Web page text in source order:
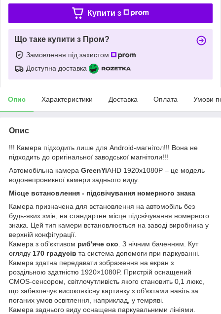
Купити з
Що таке купити з Пром?
Замовлення під захистом
Доступна доставка
Опис Характеристики Доставка Оплата Умови
Опис
!!! Камера підходить лише для Android-магнітол!!! Вона не
підходить до оригінальної заводської магнітоли!!!
Автомобільна камера GreenYiAHD 1920x1080P – це модель
водонепроникної камери заднього виду.
Місце встановлення - підсвічування номерного знака
Камера призначена для встановлення на автомобіль без
будь-яких змін, на стандартне місце підсвічування номерного
знака. Цей тип камери встановлюється на заводі виробника у
верхній конфігурації.
Камера з об'єктивом риб'яче око . З нічним баченням. Кут
огляду 170 градусів та система допомоги при паркуванні.
Камера здатна передавати зображення на екран з
роздільною здатністю 1920×1080P. Пристрій оснащений
CMOS-сенсором, світлочутливість якого становить 0,1 люкс,
що забезпечує високоякісну картинку з об'єктами навіть за
поганих умов освітлення, наприклад, у темряві.
Камера заднього виду оснащена паркувальними лініями.